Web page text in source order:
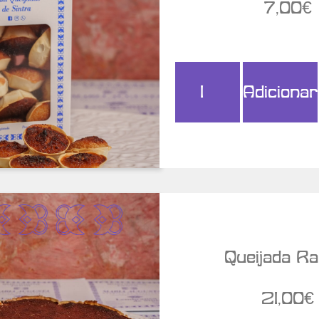
7,00€
Adicionar
Detalhes
Queijada
21,00€